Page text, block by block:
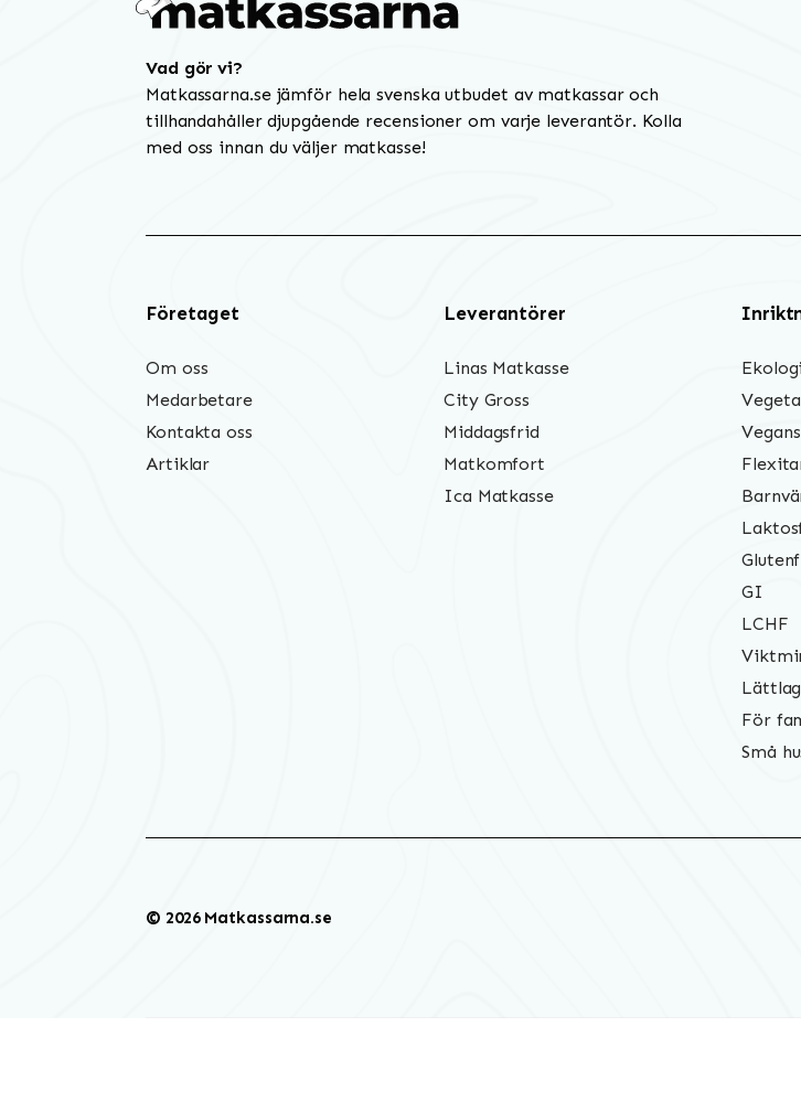
Vad gör vi?
Matkassarna.se jämför hela svenska utbudet av matkassar och
tillhandahåller djupgående recensioner om varje leverantör. Kolla
med oss innan du väljer matkasse!
Företaget
Om oss
Medarbetare
Kontakta oss
Artiklar
Leverantörer
Linas Matkasse
City Gross
Middagsfrid
Matkomfort
Ica Matkasse
GI
LCHF
För
Små
© 2026 Matkassarna.se